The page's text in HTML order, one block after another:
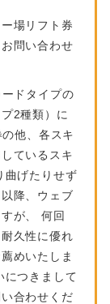
場リフト券
問い合わせ
ドタイプの
2種類）に
他、各スキ
ているスキ
曲げたりせず
降、ウェブ
が、 何回
久性に優れ
めいたしま
につきまして
合わせくだ